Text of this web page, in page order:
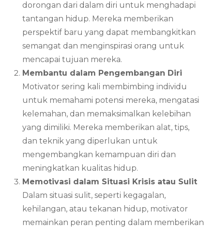
dorongan dari dalam diri untuk menghadapi
tantangan hidup. Mereka memberikan
perspektif baru yang dapat membangkitkan
semangat dan menginspirasi orang untuk
mencapai tujuan mereka.
Membantu dalam Pengembangan Diri
Motivator sering kali membimbing individu
untuk memahami potensi mereka, mengatasi
kelemahan, dan memaksimalkan kelebihan
yang dimiliki. Mereka memberikan alat, tips,
dan teknik yang diperlukan untuk
mengembangkan kemampuan diri dan
meningkatkan kualitas hidup.
Memotivasi dalam Situasi Krisis atau Sulit
Dalam situasi sulit, seperti kegagalan,
kehilangan, atau tekanan hidup, motivator
memainkan peran penting dalam memberikan